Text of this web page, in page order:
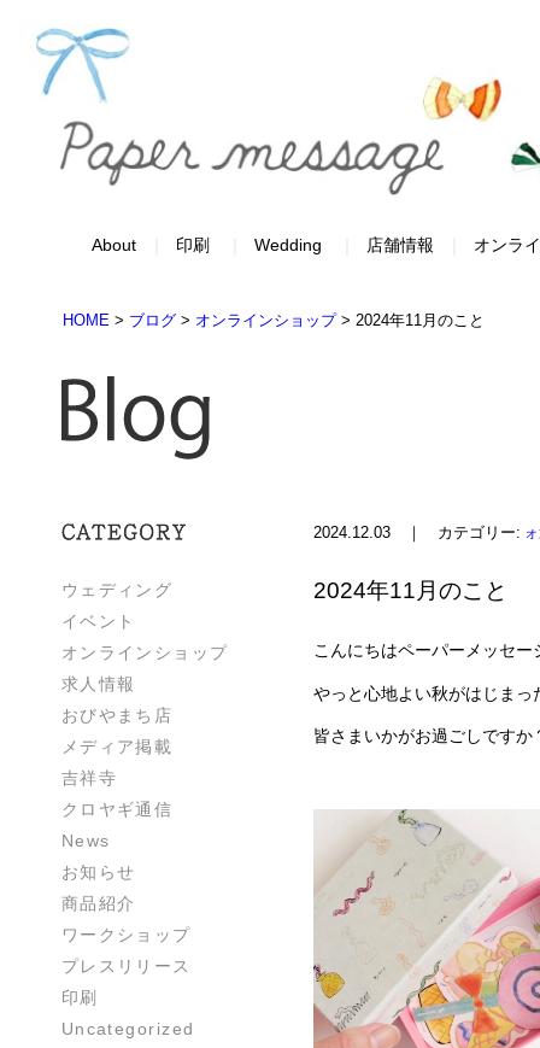
About 印刷 Wedding 店舗情報 オンラ
HOME > ブログ > オンラインショップ> 2024年11月のこと
ウェディング
イベント
オンラインショップ
求人情報
おびやまち店
メディア掲載
吉祥寺
クロヤギ通信
News
お知らせ
商品紹介
ワークショップ
プレスリリース
印刷
Uncategorized
2024.12.03 ｜ カテゴリー:オ
2024年11月のこと
こんにちはペーパーメッセー
やっと心地よい秋がはじま
皆さまいかがお過ごしですか